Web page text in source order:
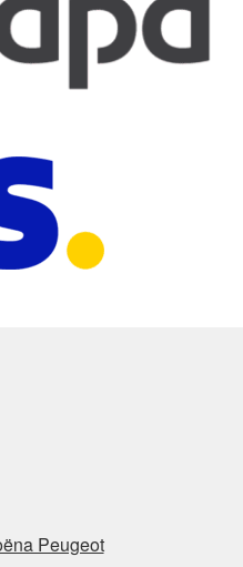
Peugeot